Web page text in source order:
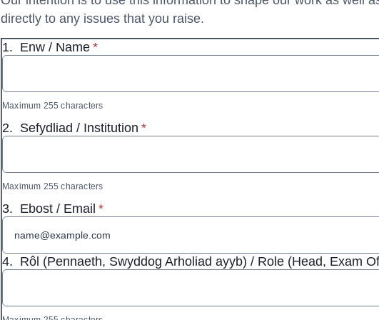
directly to any issues that you raise.
1. Enw / Name* required
*
Maximum 255 characters
2. Sefydliad / Institution * required
*
Maximum 255 characters
3. Ebost / Email * required
*
4. Rôl (Pennaeth, Swyddog Arholiad ayyb) / Role (Head, Exam